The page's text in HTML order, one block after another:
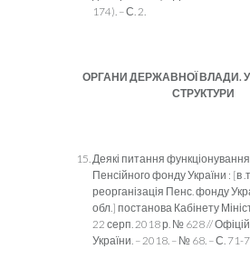
174). – С. 2.
ОРГАНИ ДЕРЖАВНОЇ ВЛАДИ.
СТРУКТУРИ
Деякі питання функціонування
Пенсійного фонду України : [в
реорганізація Пенс. фонду
обл.] постанова Кабінету
22 серп. 2018 р. № 628 //
України. – 2018. – № 68. – С. 71-